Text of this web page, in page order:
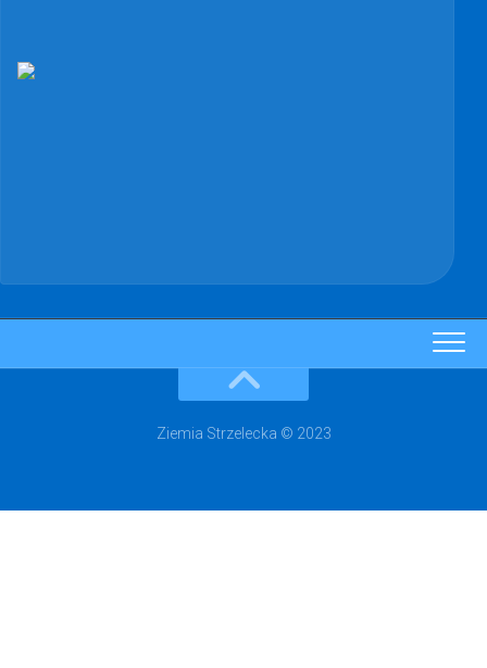
Ziemia Strzelecka © 2023